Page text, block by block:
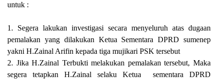
untuk :
1. Segera lakukan investigasi secara menyeluruh atas dugaan
pemalakan yang dilakukan Ketua Sementara DPRD sumenep
yakni H.Zainal Arifin kepada tiga mujikari PSK tersebut
2. Jika H.Zainal Terbukti melakukan pemalakan tersebut, Maka
segera tetapkan H.Zainal selaku Ketua sementara DPRD